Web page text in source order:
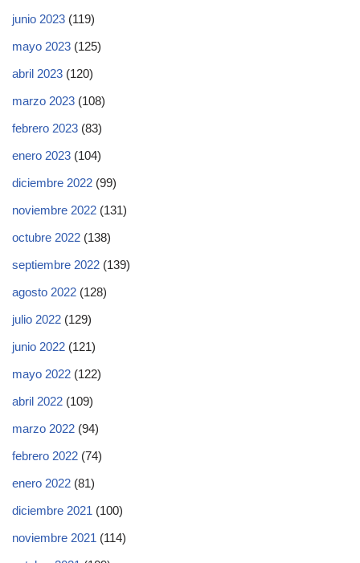
junio 2023 (119)
mayo 2023 (125)
abril 2023 (120)
marzo 2023 (108)
febrero 2023 (83)
enero 2023 (104)
diciembre 2022 (99)
noviembre 2022 (131)
octubre 2022 (138)
septiembre 2022 (139)
agosto 2022 (128)
julio 2022 (129)
junio 2022 (121)
mayo 2022 (122)
abril 2022 (109)
marzo 2022 (94)
febrero 2022 (74)
enero 2022 (81)
diciembre 2021 (100)
noviembre 2021 (114)